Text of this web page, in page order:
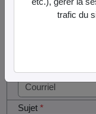
Votre message
Courriel*
Sujet*
trafic du